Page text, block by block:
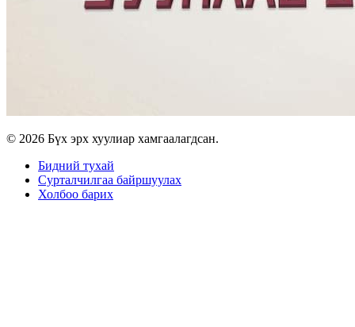
© 2026 Бүх эрх хуулиар хамгаалагдсан.
Бидний тухай
Сурталчилгаа байршуулах
Холбоо барих